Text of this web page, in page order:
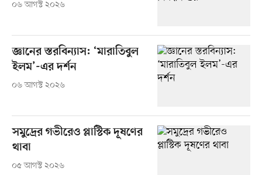
০৬ আগস্ট ২০২৬
জ্ঞানের স্তরবিন্যাস: ‘মারাতিবুল
ইলম’-এর দর্শন
০৬ আগস্ট ২০২৬
সমুদ্রের গভীরেও প্লাস্টিক দূষণের
থাবা
০৫ আগস্ট ২০২৬